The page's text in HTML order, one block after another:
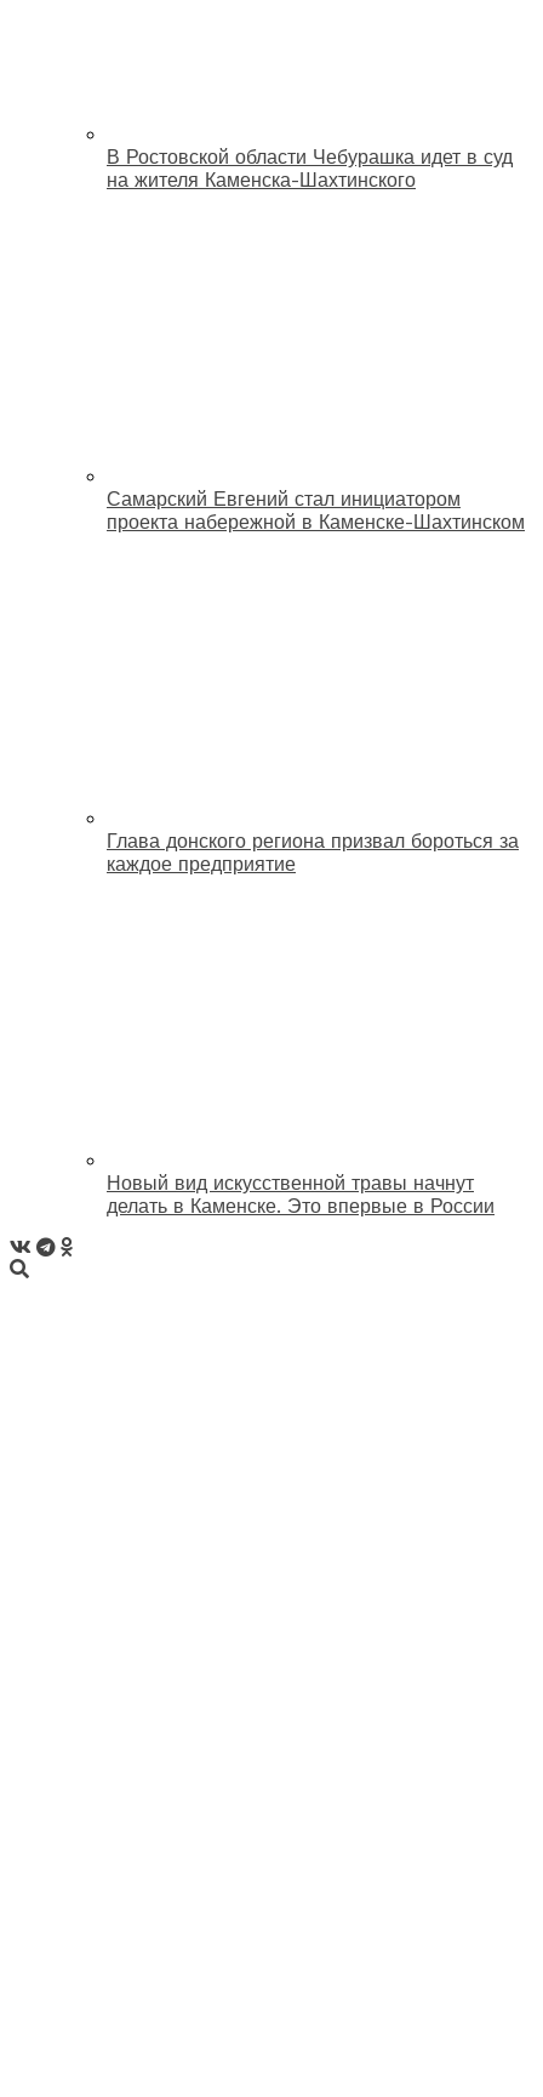
В Ростовской области Чебурашка идет в суд
на жителя Каменска-Шахтинского
Самарский Евгений стал инициатором
проекта набережной в Каменске-Шахтинском
Глава донского региона призвал бороться за
каждое предприятие
Новый вид искусственной травы начнут
делать в Каменске. Это впервые в России